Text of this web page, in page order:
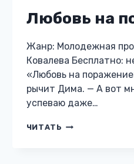
Любовь на
Жанр: Молодежная
Ковалева Бесплатно:
«Любовь на
рычит Дима. — А вот
успеваю даже…
ЧИТАТЬ ЛЮБОВЬ